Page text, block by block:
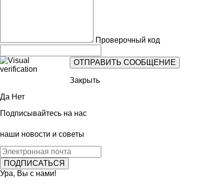
Проверочный код
Закрыть
Да Нет
Подписывайтесь на нас
наши новости и советы
Ура, Вы с нами!